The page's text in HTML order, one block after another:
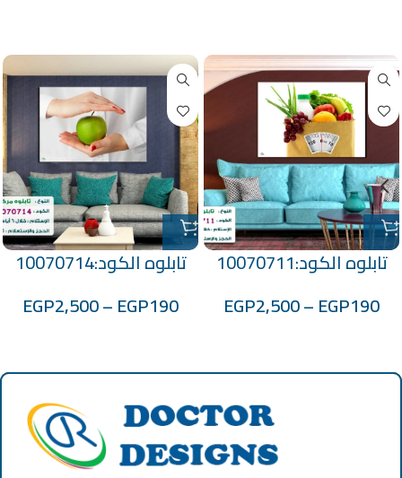
تابلوه الكود:10070711
EGP190
–
EGP2,500
تابلوه الكود:10070714
EGP190
–
EGP2,500